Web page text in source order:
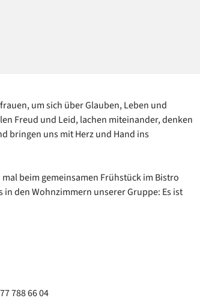
um sich über Glauben, Leben und
Freud und Leid, lachen miteinander, denken
bringen uns mit Herz und Hand ins
beim gemeinsamen Frühstück im Bistro
in den Wohnzimmern unserer Gruppe: Es ist
788 66 04